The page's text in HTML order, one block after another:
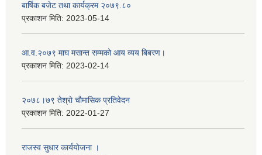
बार्षिक बजेट तथा कार्यक्रम २०७९.८०
प्रकाशन मिति: 2023-05-14
आ.व.२०७९ माघ मसान्त सम्मको आय व्यय बिबरण।
प्रकाशन मिति: 2023-02-14
२०७८।७९ तेश्राे चाैमासिक प्रतिवेदन
प्रकाशन मिति: 2022-01-27
राजस्व सुधार कार्ययाेजना ।